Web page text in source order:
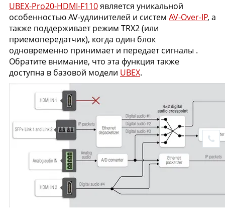
UBEX-Pro20-HDMI-F110является уникальной
особенностью AV-удлинителей и систем AV-Over-IP, а
также поддерживает режим TRX2 (или
приемопередатчик), когда один блок
одновременно принимает и передает сигналы .
Обратите внимание, что эта функция также
доступна в базовой модели UBEX.